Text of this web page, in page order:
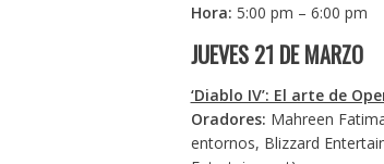
Hora: 5:00 pm – 6:00 pm
JUEVES 21 DE MARZO
‘Diablo IV’: El arte de
Oradores: Mahreen
entornos, Blizzard